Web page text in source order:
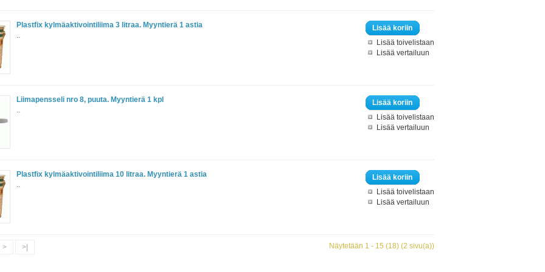
Lisää koriin
Lisää toivelistaan
Lisää vertailuun
Plastfix kylmäaktivointiliima 3 litraa. Myyntierä 1 astia
..
Lisää koriin
Lisää toivelistaan
Lisää vertailuun
Liimapensseli nro 8, puuta. Myyntierä 1 kpl
..
Lisää koriin
Lisää toivelistaan
Lisää vertailuun
Plastfix kylmäaktivointiliima 10 litraa. Myyntierä 1 astia
..
> >| Näytetään 1 - 15 (18) (2 sivu(a))